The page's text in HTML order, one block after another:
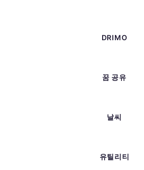
DRIMO
꿈 공유
날씨
유틸리티